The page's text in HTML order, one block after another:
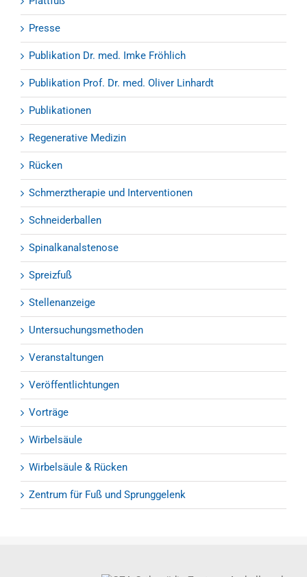
Presse
Publikation Dr. med. Imke Fröhlich
Publikation Prof. Dr. med. Oliver Linhardt
Publikationen
Regenerative Medizin
Rücken
Schmerztherapie und Interventionen
Schneiderballen
Spinalkanalstenose
Spreizfuß
Stellenanzeige
Untersuchungsmethoden
Veranstaltungen
Veröffentlichtungen
Vorträge
Wirbelsäule
Wirbelsäule & Rücken
Zentrum für Fuß und Sprunggelenk